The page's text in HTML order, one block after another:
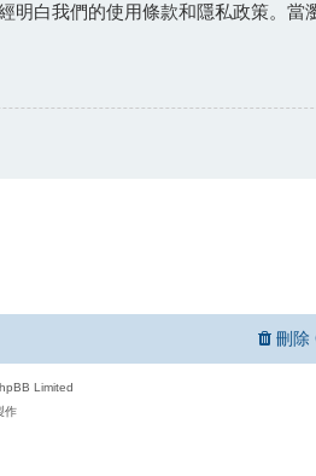
白我們的使用條款和隱私政策。當
刪除
Limited
作